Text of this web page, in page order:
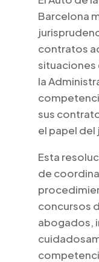
Barcelona
contratos
situaciones
la
sus
el papel del
Esta
de
concursos
abogados,